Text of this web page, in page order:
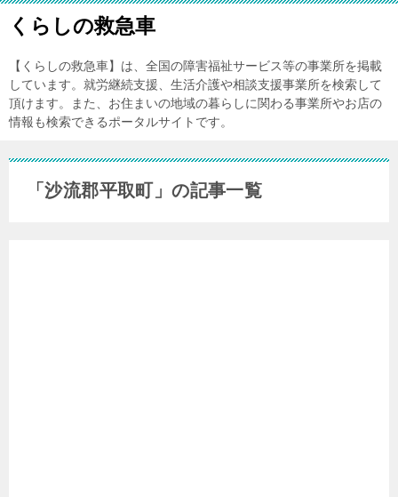
くらしの救急車
【くらしの救急車】は、全国の障害福祉サービス等の事業所を掲載
しています。就労継続支援、生活介護や相談支援事業所を検索して
頂けます。また、お住まいの地域の暮らしに関わる事業所やお店の
情報も検索できるポータルサイトです。
「沙流郡平取町」の記事一覧